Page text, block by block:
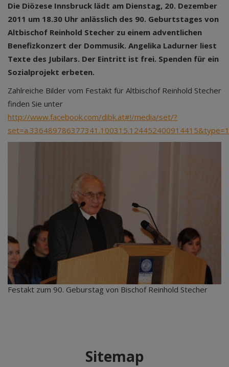
Die Diözese Innsbruck lädt am Dienstag, 20. Dezember
2011 um 18.30 Uhr anlässlich des 90. Geburtstages von
Altbischof Reinhold Stecher zu einem adventlichen
Benefizkonzert der Dommusik. Angelika Ladurner liest
Texte des Jubilars. Der Eintritt ist frei. Spenden für ein
Sozialprojekt erbeten.
Zahlreiche Bilder vom Festakt für Altbischof Reinhold Stecher
finden Sie unter
http://www.facebook.com/dibk.at#!/media/set/?
set=a.336489786377341.100315.124452400914415&type=1
Festakt zum 90. Geburstag von Bischof Reinhold Stecher
Sitemap